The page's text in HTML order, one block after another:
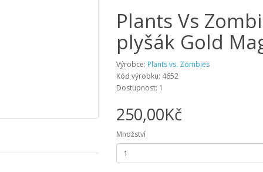
Plants Vs
plyšák Gold
Výrobce: Plants vs. Zombies
Kód výrobku: 4652
Dostupnost: 1
250,00Kč
Množství